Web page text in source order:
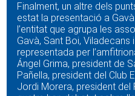
Finalment, un altre dels
estat la presentació a
l’entitat que agrupa les
Gavà, Sant Boi, Viladecans
representada per
Ángel Grima, president de
Pañella, president del Club
Jordi Morera, president del